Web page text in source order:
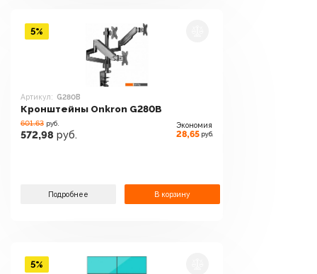
Артикул: G280B
Кронштейны Onkron G280B
601.63 руб.
572,98 руб.
Экономия
28,65 руб.
Подробнее В корзину
5%
5%